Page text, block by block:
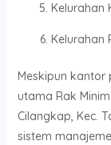
Kelurahan
Kelurahan
Meskipun
utama Rak
Cilangkap, Kec.
sistem